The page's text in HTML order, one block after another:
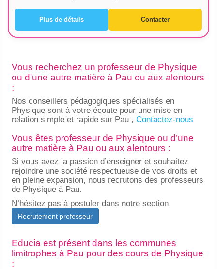
Plus de détails Contacter
Vous recherchez un professeur de Physique
ou d’une autre matière à Pau ou aux alentours
:
Nos conseillers pédagogiques spécialisés en
Physique sont à votre écoute pour une mise en
relation simple et rapide sur Pau , Contactez-nous
Vous êtes professeur de Physique ou d’une
autre matière à Pau ou aux alentours :
Si vous avez la passion d’enseigner et souhaitez
rejoindre une société respectueuse de vos droits et
en pleine expansion, nous recrutons des professeurs
de Physique à Pau.
N’hésitez pas à postuler dans notre section
Recrutement professeur
Educia est présent dans les communes
limitrophes à Pau pour des cours de Physique
: